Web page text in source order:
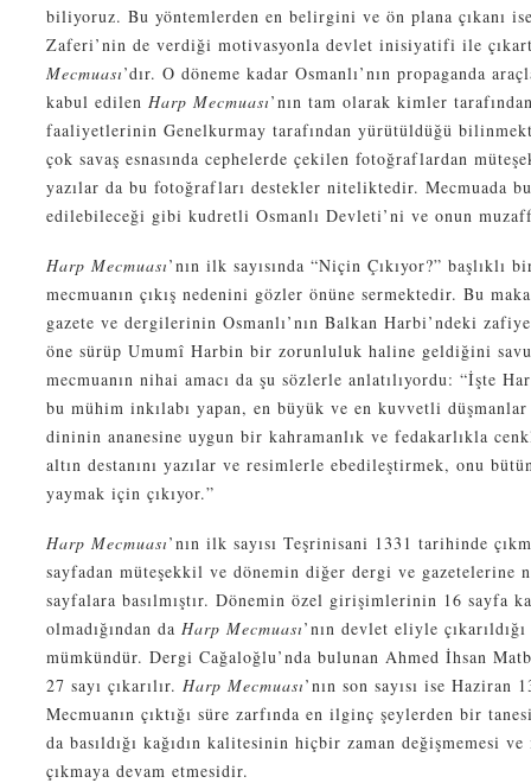
biliyoruz. Bu yöntemlerden en belirgini ve ön plana çıkanı
Zaferi’nin de verdiği motivasyonla devlet inisiyatifi ile
Mecmuası’dır. O döneme kadar Osmanlı’nın propaganda
kabul edilen Harp Mecmuası’nın tam olarak kimler
faaliyetlerinin Genelkurmay tarafından yürütüldüğü
çok savaş esnasında cephelerde çekilen fotoğraflardan
yazılar da bu fotoğrafları destekler niteliktedir. Mecmuada
edilebileceği gibi kudretli Osmanlı Devleti’ni ve onun
Harp Mecmuası’nın ilk sayısında “Niçin Çıkıyor?” başlıklı
mecmuanın çıkış nedenini gözler önüne sermektedir. Bu
gazete ve dergilerinin Osmanlı’nın Balkan Harbi’ndeki
öne sürüp Umumî Harbin bir zorunluluk haline geldiğini
mecmuanın nihai amacı da şu sözlerle anlatılıyordu: “İşte
bu mühim inkılabı yapan, en büyük ve en kuvvetli düşmanlar
dininin ananesine uygun bir kahramanlık ve fedakarlıkla
altın destanını yazılar ve resimlerle ebedileştirmek, onu
yaymak için çıkıyor.”
Harp Mecmuası’nın ilk sayısı Teşrinisani 1331 tarihinde
sayfadan müteşekkil ve dönemin diğer dergi ve gazetelerine
sayfalara basılmıştır. Dönemin özel girişimlerinin 16 sayfa
olmadığından da Harp Mecmuası’nın devlet eliyle
mümkündür. Dergi Cağaloğlu’nda bulunan Ahmed İhsan
27 sayı çıkarılır. Harp Mecmuası’nın son sayısı ise Haziran
Mecmuanın çıktığı süre zarfında en ilginç şeylerden bir
da basıldığı kağıdın kalitesinin hiçbir zaman değişmemesi
çıkmaya devam etmesidir.